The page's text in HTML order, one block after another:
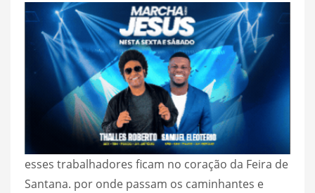
esses trabalhadores ficam no coração da Feira de
Santana. por onde passam os caminhantes e